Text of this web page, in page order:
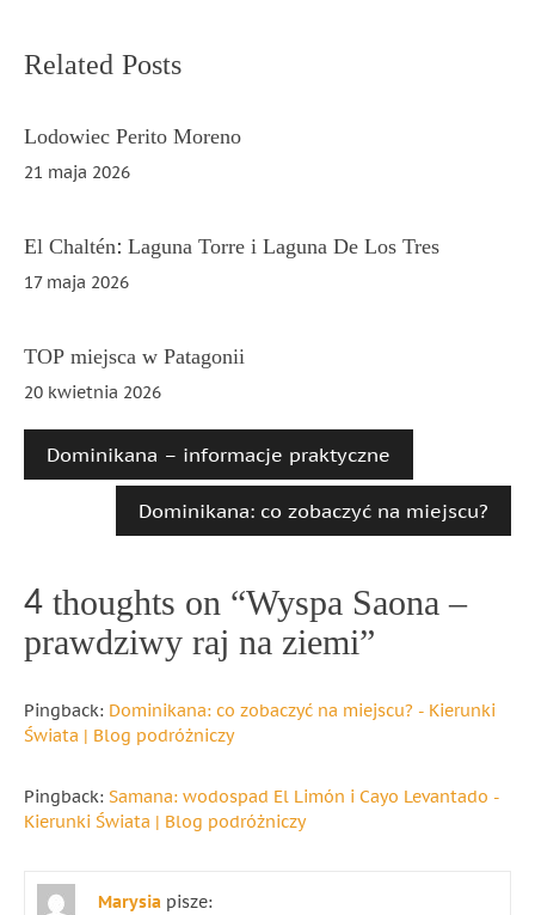
Related Posts
Lodowiec Perito Moreno
21 maja 2026
El Chaltén: Laguna Torre i Laguna De Los Tres
17 maja 2026
TOP miejsca w Patagonii
20 kwietnia 2026
Nawigacja
Dominikana – informacje praktyczne
Dominikana: co zobaczyć na miejscu?
4 thoughts on “Wyspa Saona –
prawdziwy raj na ziemi”
Pingback: Dominikana: co zobaczyć na miejscu? - Kierunki
Świata | Blog podróżniczy
Pingback: Samana: wodospad El Limón i Cayo Levantado -
Kierunki Świata | Blog podróżniczy
Marysia pisze: